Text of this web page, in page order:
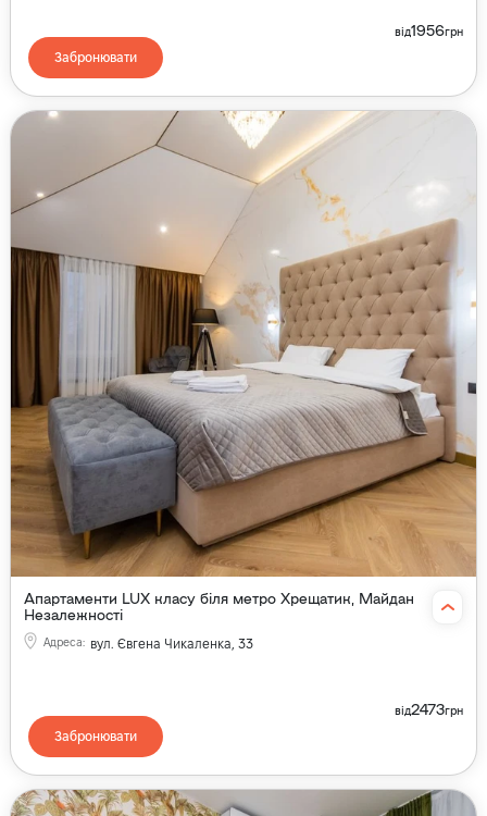
від1956грн
Забронювати
Апартаменти LUX класу біля метро Хрещатик, Майдан
Незалежності
Адреса: вул. Євгена Чикаленка, 33
від2473грн
Забронювати